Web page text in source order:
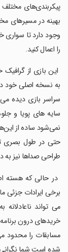
پیکربندی‌های مختلف
بهینه در مسیرهای
وجود دارد تا سواری
را اعمال کنید.
این بازی از
به نسخه اصلی خود
سراسر بازی دیده
سایه های پویا و
نمی‌شود ساده از
حتی در طول بصری
طراحی صداها نیز
در حالی که هسته
برخی ایرادات جزئی
می تواند
خریدهای درون
مسابقات را محدود
شده است شما